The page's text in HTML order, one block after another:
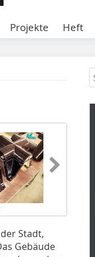
Projekte Heft
Stadt,
Gebäude